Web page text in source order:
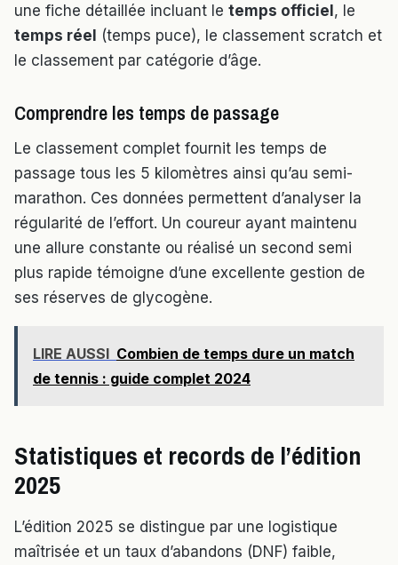
une fiche détaillée incluant le temps officiel, le
temps réel (temps puce), le classement scratch et
le classement par catégorie d’âge.
Comprendre les temps de passage
Le classement complet fournit les temps de
passage tous les 5 kilomètres ainsi qu’au semi-
marathon. Ces données permettent d’analyser la
régularité de l’effort. Un coureur ayant maintenu
une allure constante ou réalisé un second semi
plus rapide témoigne d’une excellente gestion de
ses réserves de glycogène.
LIRE AUSSI Combien de temps dure un match
de tennis : guide complet 2024
Statistiques et records de l’édition
2025
L’édition 2025 se distingue par une logistique
maîtrisée et un taux d’abandons (DNF) faible,